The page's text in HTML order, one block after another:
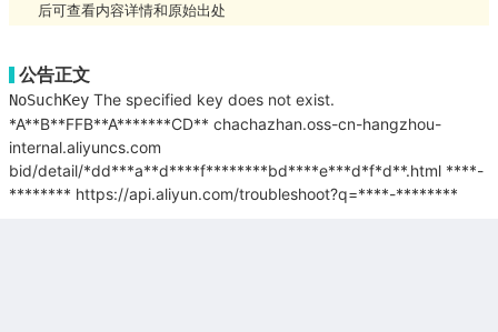
后可查看内容详情和原始出处
公告正文
NoSuchKey The specified key does not exist.
*A**B**FFB**A*******CD** chachazhan.oss-cn-hangzhou-
internal.aliyuncs.com
bid/detail/*dd***a**d****f********bd****e***d*f*d**.html ****-
******** https://api.aliyun.com/troubleshoot?q=****-********